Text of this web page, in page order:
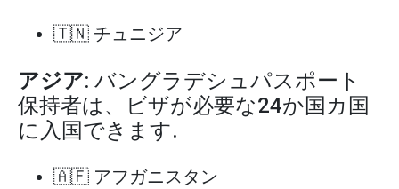
🇹🇳 チュニジア
アジア: バングラデシュパスポート
保持者は、ビザが必要な24か国カ国
に入国できます.
🇦🇫 アフガニスタン